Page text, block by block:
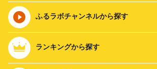
ふるラボチャンネルから探す
ランキングから探す